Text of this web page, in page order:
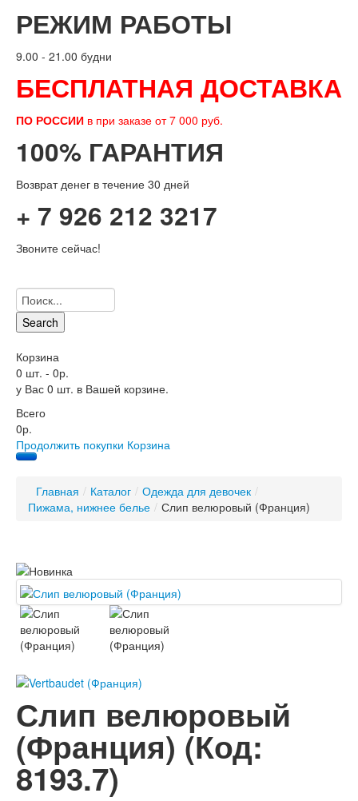
РЕЖИМ РАБОТЫ
9.00 - 21.00 будни
БЕСПЛАТНАЯ ДОСТАВКА
ПО РОССИИ в при заказе от 7 000 руб.
100% ГАРАНТИЯ
Возврат денег в течение 30 дней
+ 7 926 212 3217
Звоните сейчас!
Search
Корзина
0 шт. - 0р.
у Вас 0 шт. в Вашей корзине.
Всего
0р.
Продолжить покупки Корзина
Главная / Каталог / Одежда для девочек /
Пижама, нижнее белье / Слип велюровый (Франция)
Слип велюровый
(Франция) (Код:
8193.7)